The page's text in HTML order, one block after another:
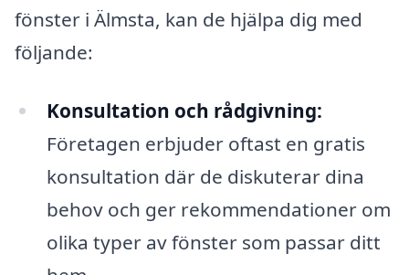
fönster i Älmsta, kan de hjälpa dig med
följande:
Konsultation och rådgivning:
Företagen erbjuder oftast en gratis
konsultation där de diskuterar dina
behov och ger rekommendationer om
olika typer av fönster som passar ditt